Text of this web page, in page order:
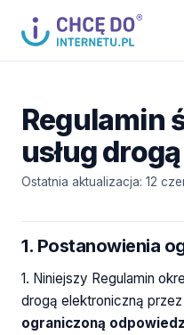
Regulamin
usług
Ostatnia aktualizacja: 12
1. Postanowienia
1. Niniejszy Regulamin
drogą elektroniczną przez
ograniczoną